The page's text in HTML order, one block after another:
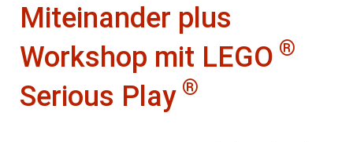
Miteinander plus
Workshop mit LEGO ®
Serious Play ®